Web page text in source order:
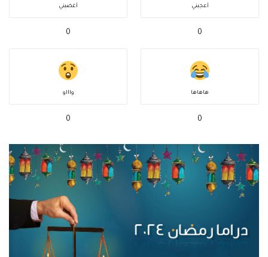
أعجبني
0
أغضبني
0
هاهاها
0
واااو
0